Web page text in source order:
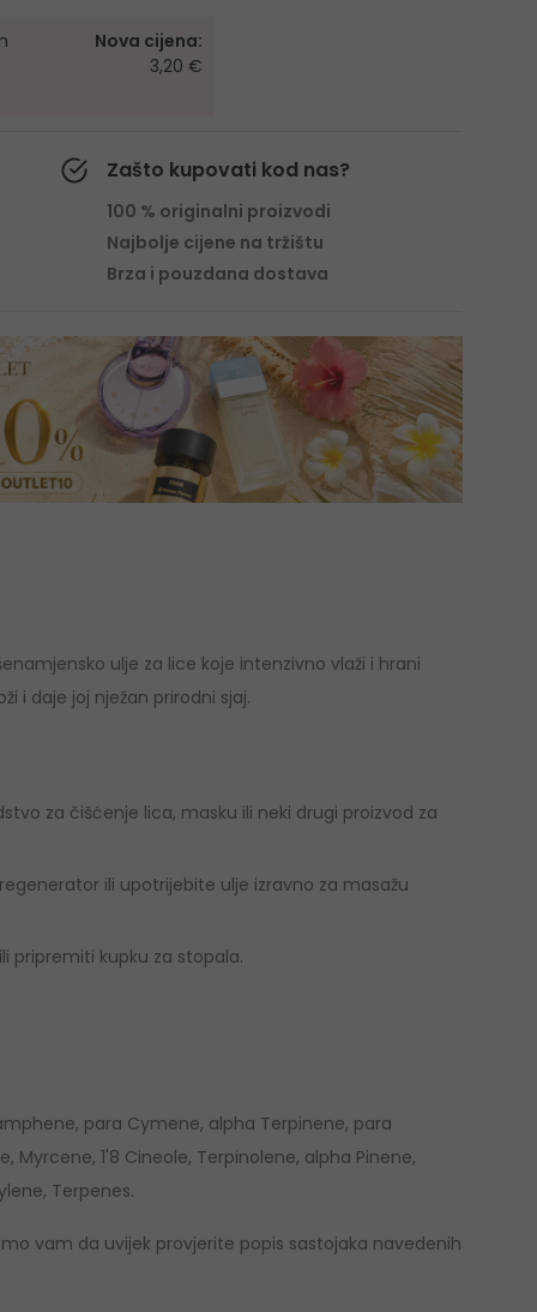
Nova cijena:
3,20 €
Zašto kupovati kod nas?
100 % originalni proizvodi
Najbolje cijene na tržištu
Brza i pouzdana dostava
ulje za lice koje intenzivno vlaži i hrani
i daje joj nježan prirodni sjaj.
za čišćenje lica, masku ili neki drugi proizvod za
ili upotrijebite ulje izravno za masažu
pripremiti kupku za stopala.
para Cymene, alpha Terpinene, para
1'8 Cineole, Terpinolene, alpha Pinene,
Terpenes.
vam da uvijek provjerite popis sastojaka navedenih